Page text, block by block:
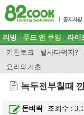
목차
주메뉴 바로가기
컨텐츠 바로가기
검색 바로가기
로그인 바로가기
주메뉴
리빙 푸드 앤 쿠킹
키친토크 뭘사다먹지?
요리의기초
라이
녹두전부칠때
돈벼락| 조회수 :